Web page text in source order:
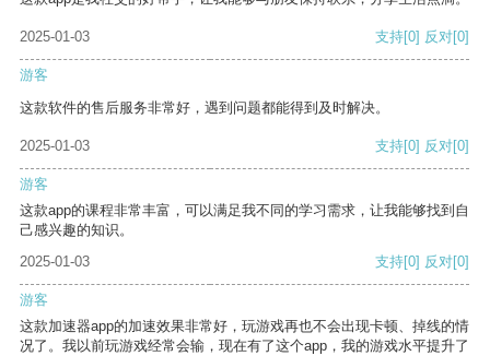
2025-01-03 支持[0] 反对[0]
游客
这款软件的售后服务非常好，遇到问题都能得到及时解决。
2025-01-03 支持[0] 反对[0]
游客
这款app的课程非常丰富，可以满足我不同的学习需求，让我能够找到自
己感兴趣的知识。
2025-01-03
支持[0] 反对[0]
游客
这款加速器app的加速效果非常好，玩游戏再也不会出现卡顿、掉线的情
况了。我以前玩游戏经常会输，现在有了这个app，我的游戏水平提升了